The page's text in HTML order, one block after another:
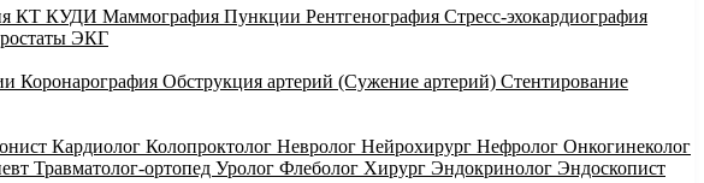
КТ КУДИ Маммография Пункции Рентгенография Стресс-эхокардиография
ЭКГ
Коронарография Обструкция артерий (Сужение артерий) Стентирование
Кардиолог Колопроктолог Невролог Нейрохирург Нефролог Онкогинеколог
Травматолог-ортопед Уролог Флеболог Хирург Эндокринолог Эндоскопист